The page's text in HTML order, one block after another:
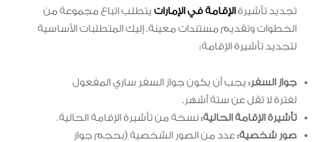
تجديد تأشيرة الإقامة في الإمارات يتطلب اتباع مجموعة من
الخطوات وتقديم مستندات معينة. إليك المتطلبات الأساسية
لتجديد تأشيرة الإقامة:
جواز السفر: يجب أن يكون جواز السفر ساري المفعول
لفترة لا تقل عن ستة أشهر.
تأشيرة الإقامة الحالية:نسخة من تأشيرة الإقامة الحالية.
صور شخصية:عدد من الصور الشخصية (بحجم جواز